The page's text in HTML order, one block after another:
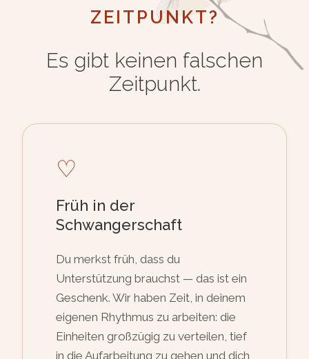
ZEITPUNKT?
Es gibt keinen falschen
Zeitpunkt.
♡
Früh in der
Schwangerschaft
Du merkst früh, dass du
Unterstützung brauchst — das ist ein
Geschenk. Wir haben Zeit, in deinem
eigenen Rhythmus zu arbeiten: die
Einheiten großzügig zu verteilen, tief
in die Aufarbeitung zu gehen und dich